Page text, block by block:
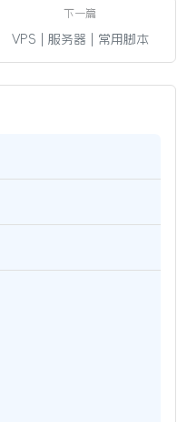
VPS | 服务器 | 常用脚本